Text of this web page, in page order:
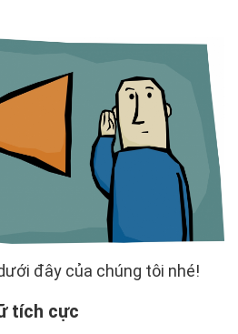
đây của chúng tôi nhé!
tích cực